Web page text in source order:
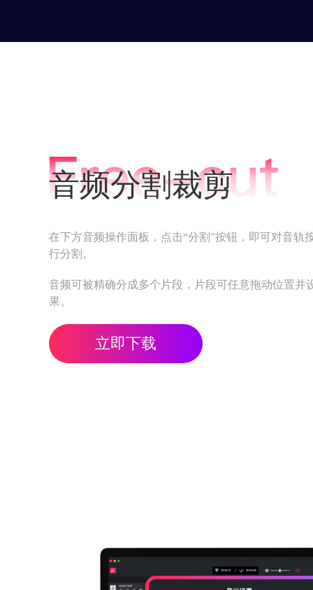
音频分割裁剪
在下方音频操作面板，点击“分割”按钮，即可对音轨
行分割。
音频可被精确分成多个片段，片段可任意拖动位置并
果。
立即下载